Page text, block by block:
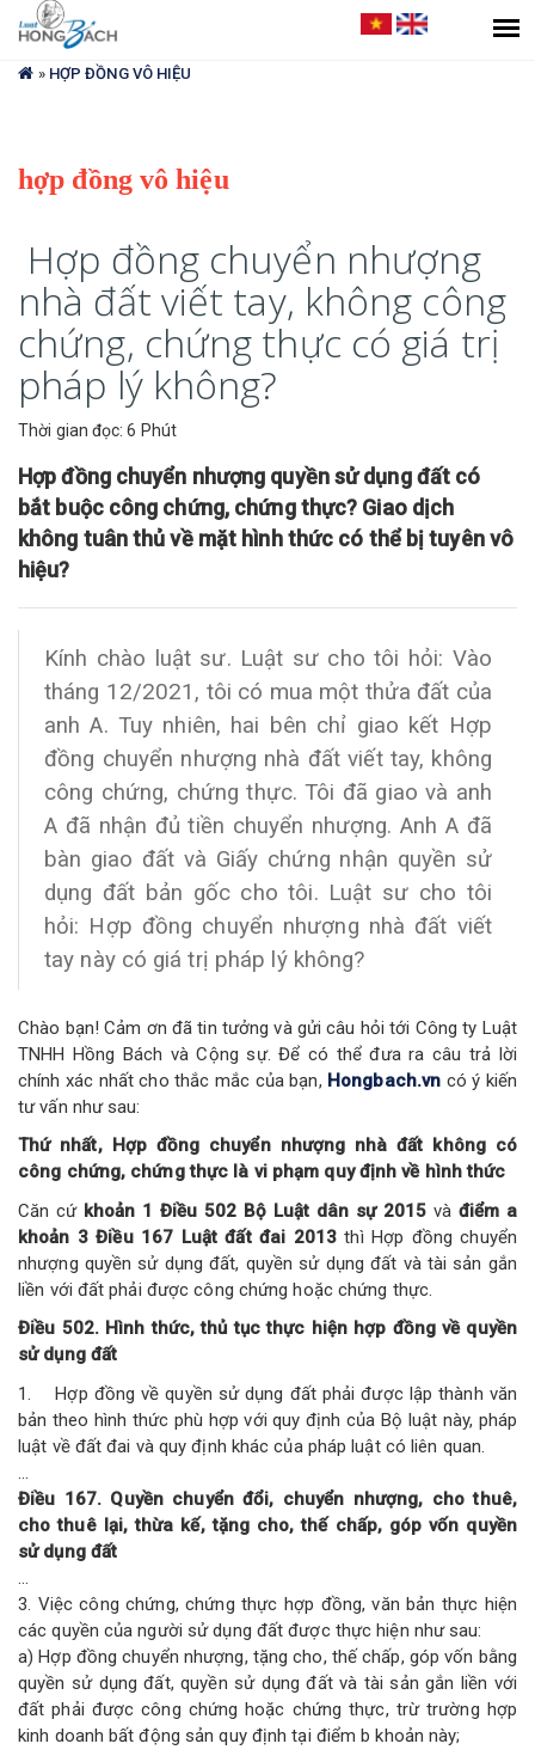
Bạn
đang
» HỢP ĐỒNG VÔ HIỆU
hợp đồng vô hiệu
Hợp đồng chuyển nhượng
nhà đất viết tay, không công
chứng, chứng thực có giá trị
pháp lý không?
Thời gian đọc: 6 Phút
Hợp đồng chuyển nhượng quyền sử dụng đất có
bắt buộc công chứng, chứng thực? Giao dịch
không tuân thủ về mặt hình thức có thể bị tuyên vô
hiệu?
Kính chào luật sư. Luật sư cho tôi hỏi: Vào
tháng 12/2021, tôi có mua một thửa đất của
anh A. Tuy nhiên, hai bên chỉ giao kết Hợp
đồng chuyển nhượng nhà đất viết tay, không
công chứng, chứng thực. Tôi đã giao và anh
A đã nhận đủ tiền chuyển nhượng. Anh A đã
bàn giao đất và Giấy chứng nhận quyền sử
dụng đất bản gốc cho tôi. Luật sư cho tôi
hỏi: Hợp đồng chuyển nhượng nhà đất viết
tay này có giá trị pháp lý không?
Chào bạn! Cảm ơn đã tin tưởng và gửi câu hỏi tới Công ty Luật
TNHH Hồng Bách và Cộng sự. Để có thể đưa ra câu trả lời
chính xác nhất cho thắc mắc của bạn, Hongbach.vn có ý kiến
tư vấn như sau:
Thứ nhất, Hợp đồng chuyển nhượng nhà đất không có
công chứng, chứng thực là vi phạm quy định về hình thức
Căn cứ khoản 1 Điều 502 Bộ Luật dân sự 2015 và điểm a
khoản 3 Điều 167 Luật đất đai 2013 thì Hợp đồng chuyển
nhượng quyền sử dụng đất, quyền sử dụng đất và tài sản gắn
liền với đất phải được công chứng hoặc chứng thực.
Điều 502. Hình thức, thủ tục thực hiện hợp đồng về quyền
sử dụng đất
1. Hợp đồng về quyền sử dụng đất phải được lập thành văn
bản theo hình thức phù hợp với quy định của Bộ luật này, pháp
luật về đất đai và quy định khác của pháp luật có liên quan.
Điều 167. Quyền chuyển đổi, chuyển nhượng, cho thuê,
cho thuê lại, thừa kế, tặng cho, thế chấp, góp vốn quyền
sử dụng đất
3. Việc công chứng, chứng thực hợp đồng, văn bản thực hiện
các quyền của người sử dụng đất được thực hiện như sau:
a) Hợp đồng chuyển nhượng, tặng cho, thế chấp, góp vốn bằng
quyền sử dụng đất, quyền sử dụng đất và tài sản gắn liền với
đất phải được công chứng hoặc chứng thực, trừ trường hợp
kinh doanh bất động sản quy định tại điểm b khoản này;